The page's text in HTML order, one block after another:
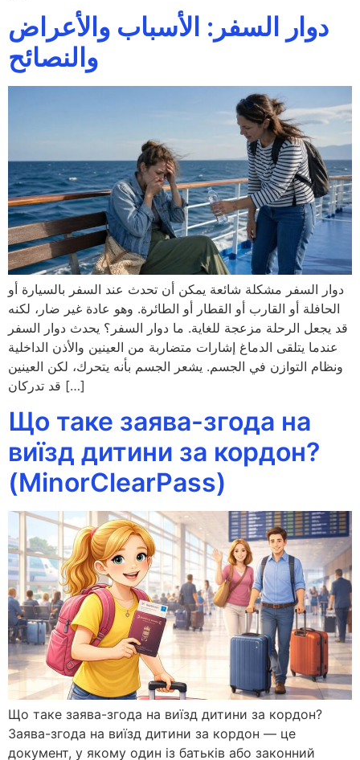
دوار السفر: الأسباب والأعراض
والنصائح
دوار السفر مشكلة شائعة يمكن أن تحدث عند السفر بالسيارة أو
الحافلة أو القارب أو القطار أو الطائرة. وهو عادة غير ضار، لكنه
قد يجعل الرحلة مزعجة للغاية. ما دوار السفر؟ يحدث دوار السفر
عندما يتلقى الدماغ إشارات متضاربة من العينين والأذن الداخلية
ونظام التوازن في الجسم. يشعر الجسم بأنه يتحرك، لكن العينين
قد تدركان […]
Що таке заява-згода на
виїзд дитини за кордон?
(MinorClearPass)
Що таке заява-згода на виїзд дитини за кордон?
Заява-згода на виїзд дитини за кордон — це
документ, у якому один із батьків або законний